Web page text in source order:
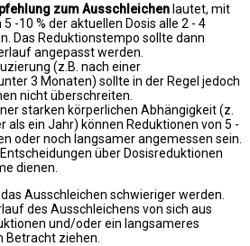
zum Ausschleichen lautet, mit
-10 % der aktuellen Dosis alle 2 - 4
Das Reduktionstempo sollte dann
angepasst werden.
(z.B. nach einer
3 Monaten) sollte in der Regel jedoch
nicht überschreiten.
starken körperlichen Abhängigkeit (z.
als ein Jahr) können Reduktionen von 5 -
oder noch langsamer angemessen sein.
über Dosisreduktionen
dienen.
Ausschleichen schwieriger werden.
des Ausschleichens von sich aus
und/oder ein langsameres
Betracht ziehen.